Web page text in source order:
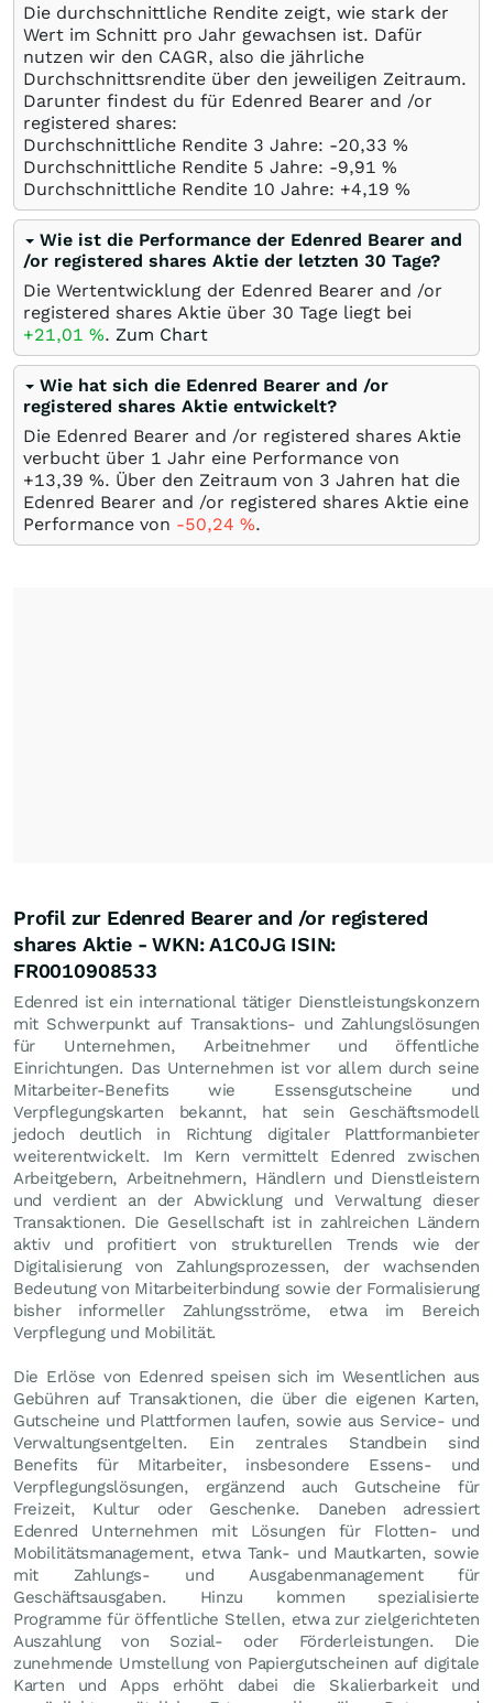
Die durchschnittliche Rendite zeigt, wie stark der
Wert im Schnitt pro Jahr gewachsen ist. Dafür
nutzen wir den CAGR, also die jährliche
Durchschnittsrendite über den jeweiligen Zeitraum.
Darunter findest du für Edenred Bearer and /or
registered shares:
Durchschnittliche Rendite 3 Jahre: -20,33 %
Durchschnittliche Rendite 5 Jahre: -9,91 %
Durchschnittliche Rendite 10 Jahre: +4,19 %
Wie ist die Performance der Edenred Bearer and
/or registered shares Aktie der letzten 30 Tage?
Die Wertentwicklung der Edenred Bearer and /or
registered shares Aktie über 30 Tage liegt bei
+21,01 %. Zum Chart
Wie hat sich die Edenred Bearer and /or
registered shares Aktie entwickelt?
Die Edenred Bearer and /or registered shares Aktie
verbucht über 1 Jahr eine Performance von
+13,39 %. Über den Zeitraum von 3 Jahren hat die
Edenred Bearer and /or registered shares Aktie eine
Performance von -50,24 %.
Profil zur Edenred Bearer and /or registered
shares Aktie - WKN: A1C0JG ISIN:
FR0010908533
Edenred ist ein international tätiger Dienstleistungskonzern
mit Schwerpunkt auf Transaktions- und Zahlungslösungen
für Unternehmen, Arbeitnehmer und öffentliche
Einrichtungen. Das Unternehmen ist vor allem durch seine
Mitarbeiter-Benefits wie Essensgutscheine und
Verpflegungskarten bekannt, hat sein Geschäftsmodell
jedoch deutlich in Richtung digitaler Plattformanbieter
weiterentwickelt. Im Kern vermittelt Edenred zwischen
Arbeitgebern, Arbeitnehmern, Händlern und Dienstleistern
und verdient an der Abwicklung und Verwaltung dieser
Transaktionen. Die Gesellschaft ist in zahlreichen Ländern
aktiv und profitiert von strukturellen Trends wie der
Digitalisierung von Zahlungsprozessen, der wachsenden
Bedeutung von Mitarbeiterbindung sowie der Formalisierung
bisher informeller Zahlungsströme, etwa im Bereich
Verpflegung und Mobilität.
Die Erlöse von Edenred speisen sich im Wesentlichen aus
Gebühren auf Transaktionen, die über die eigenen Karten,
Gutscheine und Plattformen laufen, sowie aus Service- und
Verwaltungsentgelten. Ein zentrales Standbein sind
Benefits für Mitarbeiter, insbesondere Essens- und
Verpflegungslösungen, ergänzend auch Gutscheine für
Freizeit, Kultur oder Geschenke. Daneben adressiert
Edenred Unternehmen mit Lösungen für Flotten- und
Mobilitätsmanagement, etwa Tank- und Mautkarten, sowie
mit Zahlungs- und Ausgabenmanagement für
Geschäftsausgaben. Hinzu kommen spezialisierte
Programme für öffentliche Stellen, etwa zur zielgerichteten
Auszahlung von Sozial- oder Förderleistungen. Die
zunehmende Umstellung von Papiergutscheinen auf digitale
Karten und Apps erhöht dabei die Skalierbarkeit und